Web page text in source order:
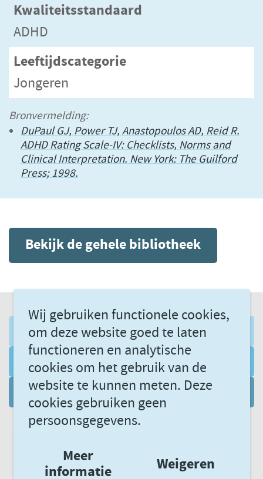
Wij gebruiken functionele cookies,
om deze website goed te laten
functioneren en analytische
cookies om het gebruik van de
website te kunnen meten. Deze
cookies gebruiken geen
persoonsgegevens.
Meer
informatie
Weigeren
Kwaliteitsstandaard
ADHD
Leeftijdscategorie
Jongeren
Bronvermelding:
DuPaul GJ, Power TJ, Anastopoulos AD, Reid R.
ADHD Rating Scale-IV: Checklists, Norms and
Clinical Interpretation. New York: The Guilford
Press; 1998.
Bekijk de gehele bibliotheek
AANMELDEN NIEUWSBRIEF
VOLG ONS VIA LINKEDIN
DATAGEDREVEN LEREN